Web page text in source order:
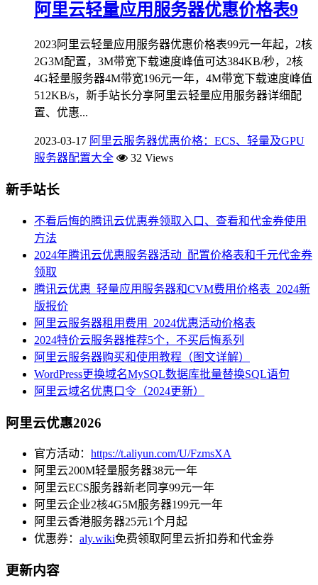
阿里云轻量应用服务器优惠价格表9
2023阿里云轻量应用服务器优惠价格表99元一年起，2核
2G3M配置，3M带宽下载速度峰值可达384KB/秒，2核
4G轻量服务器4M带宽196元一年，4M带宽下载速度峰值
512KB/s，新手站长分享阿里云轻量应用服务器详细配
置、优惠...
2023-03-17 阿里云服务器优惠价格：ECS、轻量及GPU
服务器配置大全
32 Views
新手站长
不看后悔的腾讯云优惠券领取入口、查看和代金券使用
方法
2024年腾讯云优惠服务器活动_配置价格表和千元代金券
领取
腾讯云优惠_轻量应用服务器和CVM费用价格表_2024新
版报价
阿里云服务器租用费用_2024优惠活动价格表
2024特价云服务器推荐5个，不买后悔系列
阿里云服务器购买和使用教程（图文详解）
WordPress更换域名MySQL数据库批量替换SQL语句
阿里云域名优惠口令（2024更新）
阿里云优惠2026
官方活动： https://t.aliyun.com/U/FzmsXA
阿里云200M轻量服务器38元一年
阿里云ECS服务器新老同享99元一年
阿里云企业2核4G5M服务器199元一年
阿里云香港服务器25元1个月起
优惠券： aly.wiki免费领取阿里云折扣券和代金券
更新内容